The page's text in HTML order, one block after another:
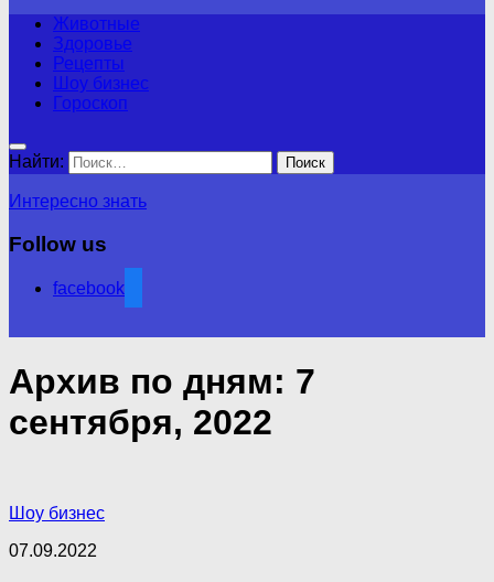
Животные
Здоровье
Рецепты
Шоу бизнес
Гороскоп
Найти:
Интересно знать
Follow us
facebook
Архив по дням: 7
сентября, 2022
Шоу бизнес
07.09.2022